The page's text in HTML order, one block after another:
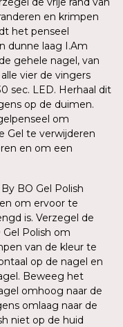
en krimpen
het penseel
dunne laag I.Am
gehele nagel, van
vier de vingers
sec. LED. Herhaal dit
op de duimen.
om
Gel te verwijderen
en om een
BO Gel Polish
om ervoor te
is. Verzegel de
Polish om
van de kleur te
op de nagel en
Beweeg het
omhoog naar de
omlaag naar de
niet op de huid